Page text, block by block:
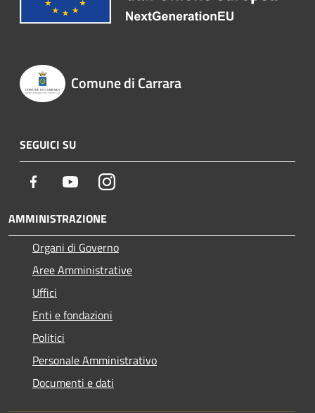
Comune di Carrara
SEGUICI SU
Facebook YoutubeInstagram
AMMINISTRAZIONE
Organi di Governo
Aree Amministrative
Uffici
Enti e fondazioni
Politici
Personale Amministrativo
Documenti e dati